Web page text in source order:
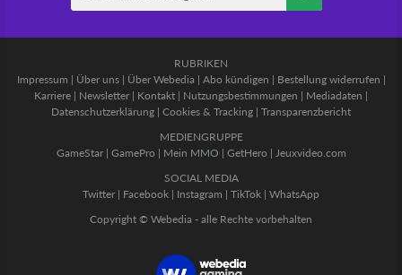
RUBRIKEN
Impressum | Über uns| Über Webedia | Abo kündigen | Bestellung widerrufen |
Karriere | Newsletter | Kontakt | Nutzungsbestimmungen | Mediadaten |
Datenschutzerklärung | Cookies & Tracking | Transparenzbericht
MEDIENGRUPPE
GameStar| GamePro | Mein MMO | GetHero | Jeuxvideo.com
SOCIAL MEDIA
Twitter | Facebook | Instagram | TikTok | WhatsApp
Copyright © Webedia - alle Rechte vorbehalten